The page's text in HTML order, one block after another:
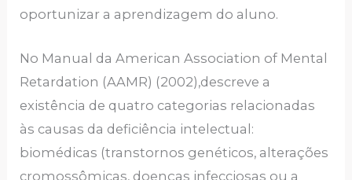
oportunizar a aprendizagem do aluno.
No Manual da American Association of Mental
Retardation (AAMR) (2002),descreve a
existência de quatro categorias relacionadas
às causas da deficiência intelectual:
biomédicas (transtornos genéticos, alterações
cromossômicas, doenças infecciosas ou a